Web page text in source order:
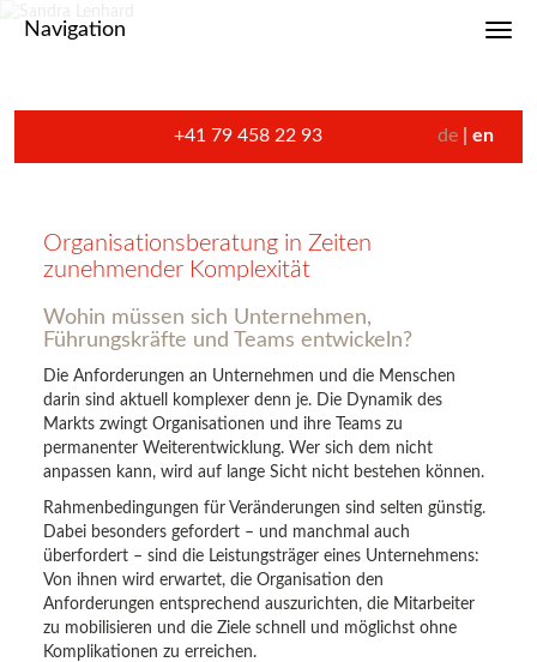
Navigation
+41 79 458 22 93 de en
Organisationsberatung in Zeiten
zunehmender Komplexität
Wohin müssen sich Unternehmen,
Führungskräfte und Teams entwickeln?
Die Anforderungen an Unternehmen und die Menschen
darin sind aktuell komplexer denn je. Die Dynamik des
Markts zwingt Organisationen und ihre Teams zu
permanenter Weiterentwicklung. Wer sich dem nicht
anpassen kann, wird auf lange Sicht nicht bestehen können.
Rahmenbedingungen für Veränderungen sind selten günstig.
Dabei besonders gefordert – und manchmal auch
überfordert – sind die Leistungsträger eines Unternehmens:
Von ihnen wird erwartet, die Organisation den
Anforderungen entsprechend auszurichten, die Mitarbeiter
zu mobilisieren und die Ziele schnell und möglichst ohne
Komplikationen zu erreichen.